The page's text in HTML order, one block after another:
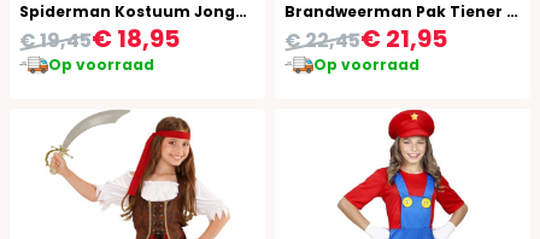
Spiderman Kostuum Jongens
€ 18,95
€ 19,45
Op voorraad
Brandweerman Pak Tiener 14-16 Jaar Rood
€ 21,95
€ 22,45
Op voorraad